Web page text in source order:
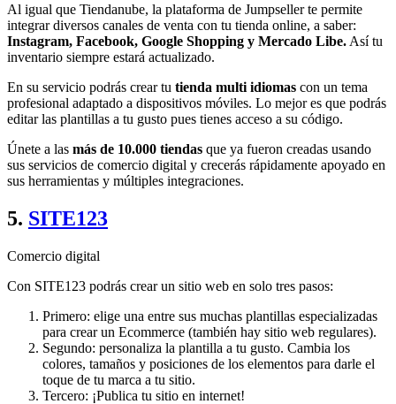
Al igual que Tiendanube, la plataforma de Jumpseller te permite
integrar diversos canales de venta con tu tienda online, a saber:
Instagram, Facebook, Google Shopping y Mercado Libe. Así tu
inventario siempre estará actualizado.
En su servicio podrás crear tu tienda multi idiomas con un tema
profesional adaptado a dispositivos móviles. Lo mejor es que podrás
editar las plantillas a tu gusto pues tienes acceso a su código.
Únete a las más de 10.000 tiendas que ya fueron creadas usando
sus servicios de comercio digital y crecerás rápidamente apoyado en
sus herramientas y múltiples integraciones.
5. SITE123
Comercio digital
Con SITE123 podrás crear un sitio web en solo tres pasos:
Primero: elige una entre sus muchas plantillas especializadas
para crear un Ecommerce (también hay sitio web regulares).
Segundo: personaliza la plantilla a tu gusto. Cambia los
colores, tamaños y posiciones de los elementos para darle el
toque de tu marca a tu sitio.
Tercero: ¡Publica tu sitio en internet!